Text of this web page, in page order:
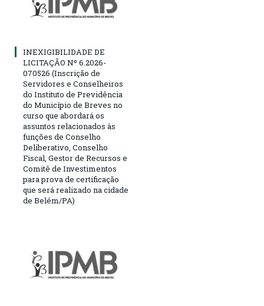
INEXIGIBILIDADE DE
LICITAÇÃO Nº 6.2026-
070526 (Inscrição de
Servidores e Conselheiros
do Instituto de Previdência
do Município de Breves no
curso que abordará os
assuntos relacionados às
funções de Conselho
Deliberativo, Conselho
Fiscal, Gestor de Recursos e
Comitê de Investimentos
para prova de certificação
que será realizado na cidade
de Belém/PA)